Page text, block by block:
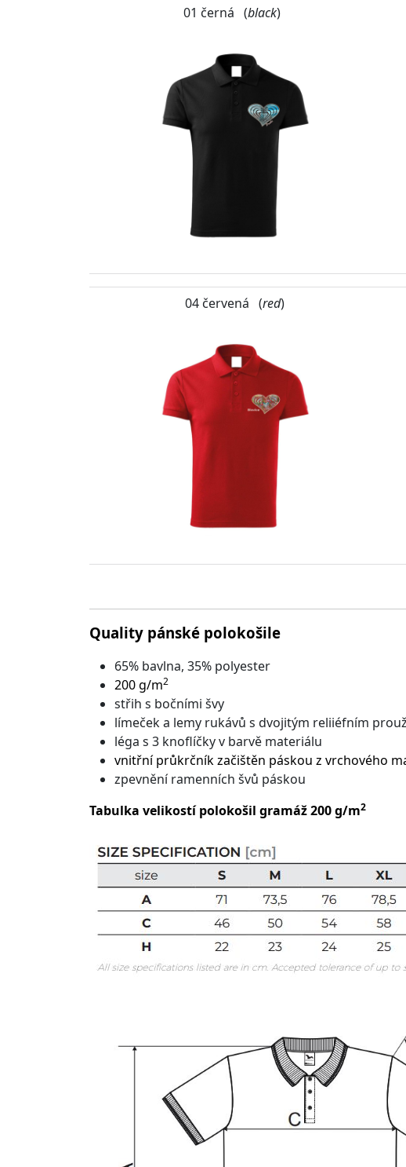
01 černá (black)
04 červená (red)
Quality pánské polokošile
65% bavlna, 35% polyester
200 g/m2
střih s bočními švy
límeček a lemy rukávů s dvojitým reliiéfním
léga s 3 knoflíčky v barvě materiálu
vnitřní průkrčník začištěn páskou z vrchového
zpevnění ramenních švů páskou
Tabulka velikostí polokošil gramáž 200 g/m2